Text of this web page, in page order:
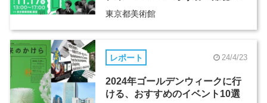
者・聴者がいっしょに
「 」』
東京都美術館
レポート 24/4/23
2024年ゴールデンウィークに行
ける、おすすめのイベント10選